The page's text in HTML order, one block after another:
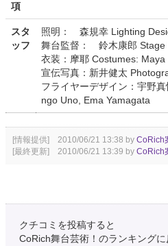
項
スタ
ッフ
照明： 森規幸 Lighting
舞台監督： 鈴木康郎 Stage
衣装：摩耶 Costumes: Maya
宣伝写真：新井健太
フライヤーデザイン：宇野
ngo Uno, Ema Yamagata
[情報提供] 2010/06/21 13:38 by CoRich
[最終更新] 2010/06/21 13:39 by CoRich
クチコミを投稿すると
CoRich舞台芸術！のランキングに